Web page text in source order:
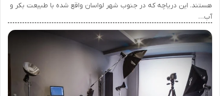
هستند. این دریاچه که در جنوب شهر لواسان واقع شده با طبیعت بکر و
آب…